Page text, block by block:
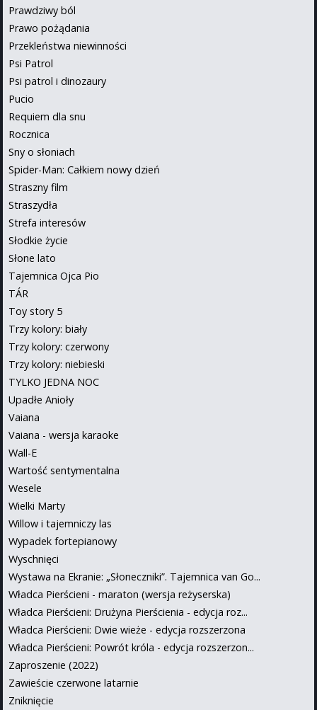
Prawdziwy ból
Prawo pożądania
Przekleństwa niewinności
Psi Patrol
Psi patrol i dinozaury
Pucio
Requiem dla snu
Rocznica
Sny o słoniach
Spider-Man: Całkiem nowy dzień
Straszny film
Straszydła
Strefa interesów
Słodkie życie
Słone lato
Tajemnica Ojca Pio
TÁR
Toy story 5
Trzy kolory: biały
Trzy kolory: czerwony
Trzy kolory: niebieski
TYLKO JEDNA NOC
Upadłe Anioły
Vaiana
Vaiana - wersja karaoke
Wall-E
Wartość sentymentalna
Wesele
Wielki Marty
Willow i tajemniczy las
Wypadek fortepianowy
Wyschnięci
Wystawa na Ekranie: „Słoneczniki”. Tajemnica van Go...
Władca Pierścieni - maraton (wersja reżyserska)
Władca Pierścieni: Drużyna Pierścienia - edycja roz...
Władca Pierścieni: Dwie wieże - edycja rozszerzona
Władca Pierścieni: Powrót króla - edycja rozszerzon...
Zaproszenie (2022)
Zawieście czerwone latarnie
Zniknięcie